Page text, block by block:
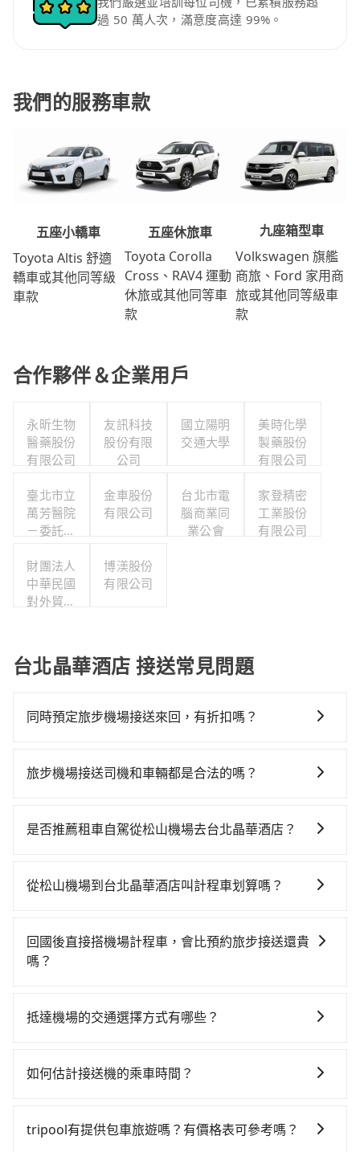
過 50 萬人次，滿意度高達 99%。
我們的服務車款
五座小轎車
Toyota Altis 舒適
轎車或其他同等級
車款
五座休旅車
Toyota Corolla
Cross、RAV4 運動
休旅或其他同等車
款
九座箱型車
Volkswagen 旗艦
商旅、Ford 家用商
旅或其他同等級車
款
合作夥伴＆企業用戶
永昕生物
醫藥股份
有限公司
友訊科技
股份有限
公司
國立陽明
交通大學
美時化學
製藥股份
有限公司
臺北市立
萬芳醫院
－委託財
北醫學大
學辦理
金車股份
有限公司
台北市電
腦商業同
業公會
家登精密
工業股份
有限公司
財團法人
中華民國
對外貿易
博渼股份
有限公司
台北晶華酒店 接送常見問題
同時預定旅步機場接送來回，有折扣嗎？
同時，勾選「 預定來回，價錢更優惠」選項，系統會在
旅步機場接送司機和車輛都是合法的嗎？
法的R牌租賃車和T牌多元計程車，並非市面上違法的白
是否推薦租車自駕從松山機場去台北晶華酒店？
對的時間彈性，在北北基桃竹有提供甲地乙還的iRent應
里再額外加收$3.2，從松山機場到台北晶華酒店的花費
預估為$150~250，雖已將每小時40元路邊停車費用預估
Yaris、Prius C、Vios這類乘坐體驗較差的車款，如果人
發現仍有上一組乘客遺留的垃圾或者撞凹的車門仍未被
還，又或者要還車時卻偏偏找不到停車位，對於急著用
從松山機場到台北晶華酒店叫計程車划算嗎？
灣大車隊、Uber、Line Taxi、Yoxi等，如果在路邊攔不
到車，也可考慮打電話至松山機場附近的計程車隊，如
到台北晶華酒店的跳表小黃可能較為便宜，但仍有臨時
先預約且品質穩定的tripool，可能更適合你。
回國後直接搭機場計程車，會比預約旅步接送還貴
嗎？
乘機場計程車可能比預約旅步接送更貴，特別是在旅遊
移或停留，搭乘機場計程車的費用可能會更高。因此，
抵達機場的交通選擇方式有哪些？
舉一些常見的選擇： 1. 捷運：如果機場附近有捷運或輕
方式。 3. 計程車：計程車通常是到達機場的比較昂貴的
如何估計接送機的乘車時間？
到機場報到，為避免可能的塞車情況，在預估時最好額
tripool有提供包車旅遊嗎？有價格表可參考嗎？